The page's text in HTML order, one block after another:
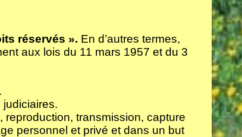
réservés ». En d’autres termes,
aux lois du 11 mars 1957 et du 3
reproduction, transmission, capture
personnel et privé et dans un but